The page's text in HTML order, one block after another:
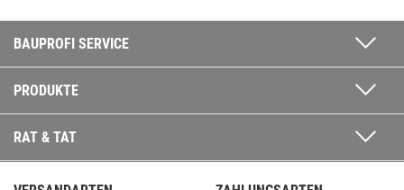
BAUPROFI SERVICE
PRODUKTE
RAT & TAT